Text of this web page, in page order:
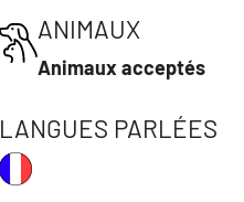
ANIMAUX
Animaux acceptés
LANGUES PARLÉES